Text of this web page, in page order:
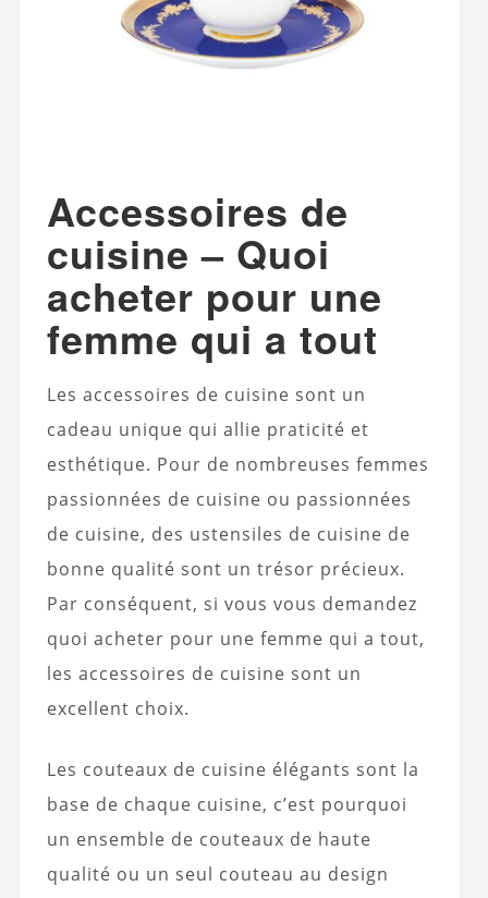
Accessoires de
cuisine – Quoi
acheter pour une
femme qui a tout
Les accessoires de cuisine sont un
cadeau unique qui allie praticité et
esthétique. Pour de nombreuses femmes
passionnées de cuisine ou passionnées
de cuisine, des ustensiles de cuisine de
bonne qualité sont un trésor précieux.
Par conséquent, si vous vous demandez
quoi acheter pour une femme qui a tout,
les accessoires de cuisine sont un
excellent choix.
Les couteaux de cuisine élégants sont la
base de chaque cuisine, c’est pourquoi
un ensemble de couteaux de haute
qualité ou un seul couteau au design